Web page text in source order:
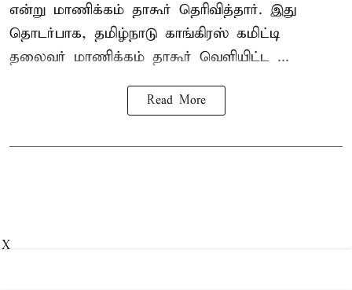
என்று மாணிக்கம் தாகூர் தெரிவித்தார். இது
தொடர்பாக, தமிழ்நாடு காங்கிரஸ் கமிட்டி
தலைவர் மாணிக்கம் தாகூர் வெளியிட்ட ...
Read More
X